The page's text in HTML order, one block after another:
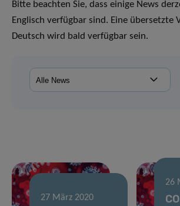
Bitte beachten Sie, dass einige News
Englisch verfügbar sind. Eine übersetzte
Deutsch wird bald verfügbar sein.
27 März 2020
26